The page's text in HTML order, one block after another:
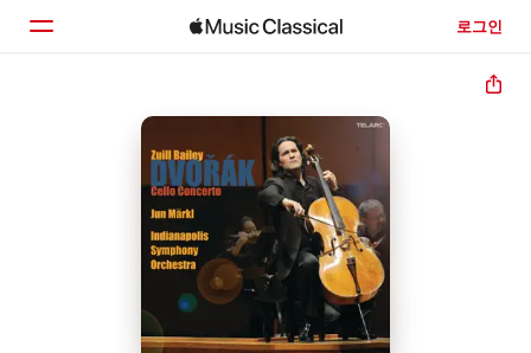
로그인
둘러보기